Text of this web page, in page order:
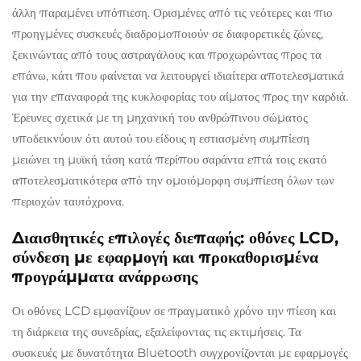
άλλη παραμένει υπόπιεση. Ορισμένες από τις νεότερες και πιο
προηγμένες συσκευές διαδρομοποιούν σε διαφορετικές ζώνες,
ξεκινώντας από τους αστραγάλους και προχωρώντας προς τα
επάνω, κάτι που φαίνεται να λειτουργεί ιδιαίτερα αποτελεσματικά
για την επαναφορά της κυκλοφορίας του αίματος προς την καρδιά.
Έρευνες σχετικά με τη μηχανική του ανθρώπινου σώματος
υποδεικνύουν ότι αυτού του είδους η εστιασμένη συμπίεση
μειώνει τη μυϊκή τάση κατά περίπου σαράντα επτά τοις εκατό
αποτελεσματικότερα από την ομοιόμορφη συμπίεση όλων των
περιοχών ταυτόχρονα.
Διαισθητικές επιλογές διεπαφής: οθόνες LCD,
σύνδεση με εφαρμογή και προκαθορισμένα
προγράμματα ανάρρωσης
Οι οθόνες LCD εμφανίζουν σε πραγματικό χρόνο την πίεση και
τη διάρκεια της συνεδρίας, εξαλείφοντας τις εκτιμήσεις. Τα
συσκευές με δυνατότητα Bluetooth συγχρονίζονται με εφαρμογές